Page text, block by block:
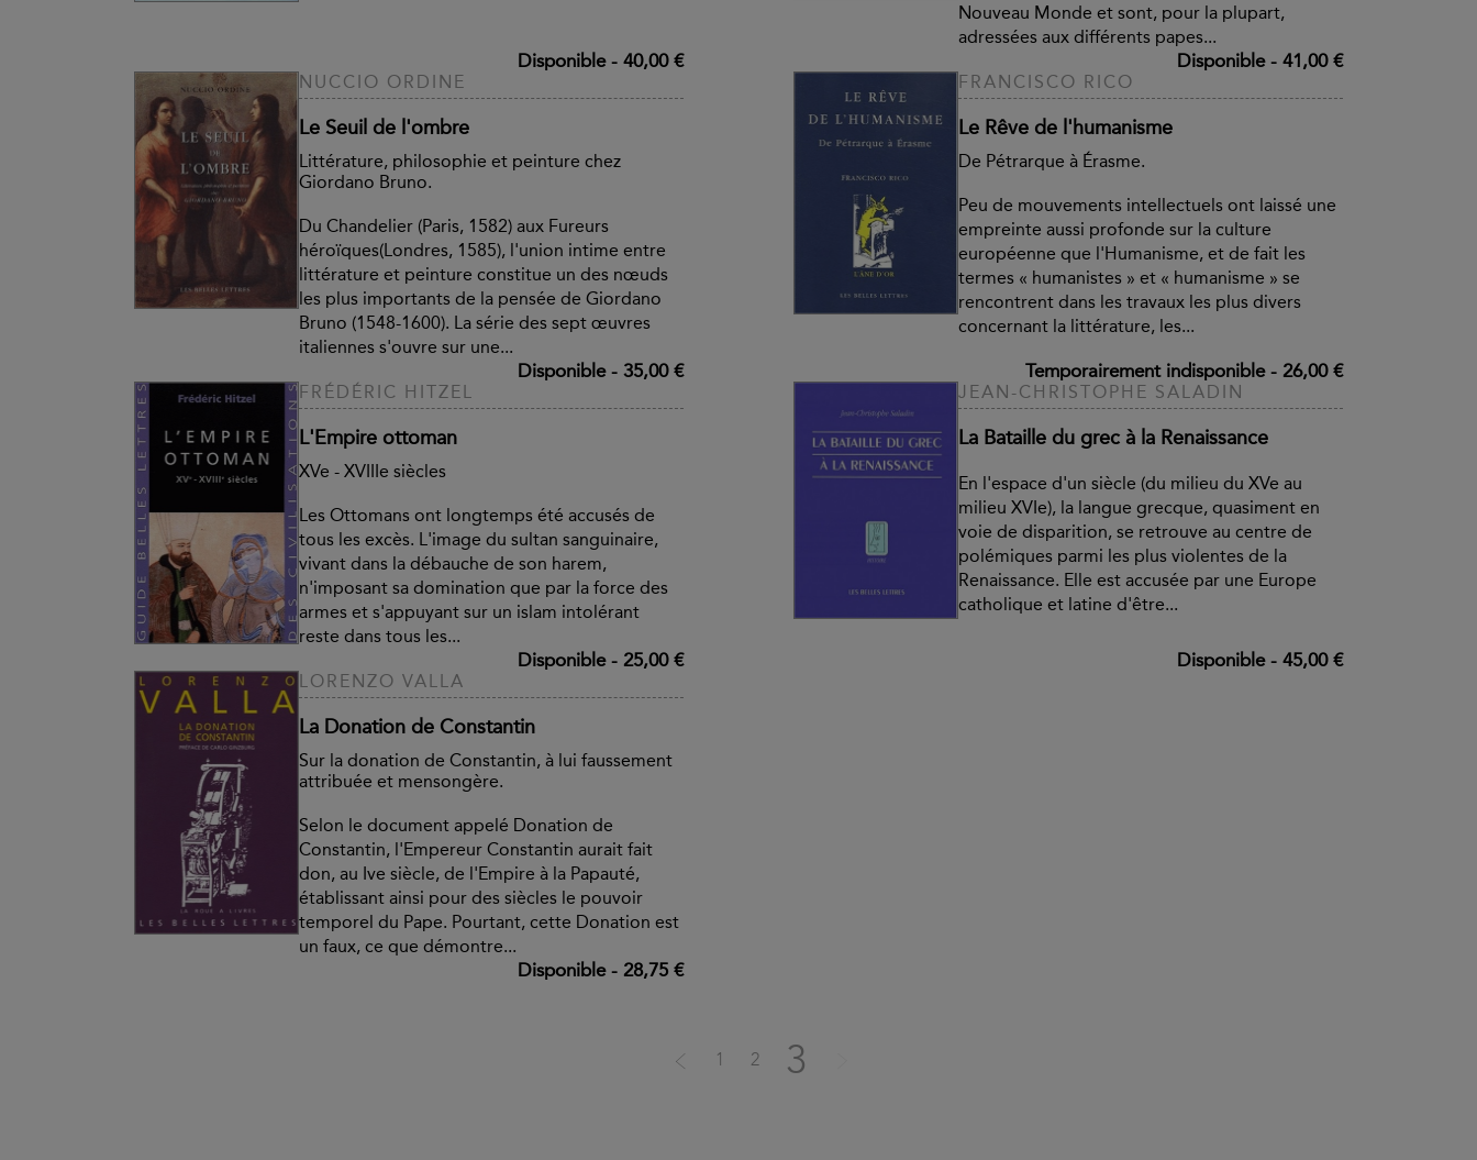
Disponible- 40,00 €
Nouveau Monde et sont, pour la plupart,
adressées aux différents papes...
Disponible- 41,00 €
NUCCIO ORDINE
Le Seuil de l'ombre
Littérature, philosophie et peinture chez
Giordano Bruno.
Du Chandelier (Paris, 1582) aux Fureurs
héroïques(Londres, 1585), l'union intime entre
littérature et peinture constitue un des nœuds
les plus importants de la pensée de Giordano
Bruno (1548-1600). La série des sept œuvres
italiennes s'ouvre sur une...
Disponible- 35,00 €
FRANCISCO RICO
Le Rêve de l'humanisme
De Pétrarque à Érasme.
Peu de mouvements intellectuels ont laissé une
empreinte aussi profonde sur la culture
européenne que l'Humanisme, et de fait les
termes « humanistes » et « humanisme » se
rencontrent dans les travaux les plus divers
concernant la littérature, les...
Temporairement indisponible- 26,00 €
FRÉDÉRIC HITZEL
L'Empire ottoman
XVe - XVIIIe siècles
Les Ottomans ont longtemps été accusés de
tous les excès. L'image du sultan sanguinaire,
vivant dans la débauche de son harem,
n'imposant sa domination que par la force des
armes et s'appuyant sur un islam intolérant
reste dans tous les...
Disponible- 25,00 €
JEAN-CHRISTOPHE SALADIN
La Bataille du grec à la Renaissance
En l'espace d'un siècle (du milieu du XVe au
milieu XVIe), la langue grecque, quasiment en
voie de disparition, se retrouve au centre de
polémiques parmi les plus violentes de la
Renaissance. Elle est accusée par une Europe
catholique et latine d'être...
Disponible- 45,00 €
LORENZO VALLA
La Donation de Constantin
Sur la donation de Constantin, à lui faussement
attribuée et mensongère.
Selon le document appelé Donation de
Constantin, l'Empereur Constantin aurait fait
don, au Ive siècle, de l'Empire à la Papauté,
établissant ainsi pour des siècles le pouvoir
temporel du Pape. Pourtant, cette Donation est
un faux, ce que démontre...
Disponible- 28,75 €
1 2 3